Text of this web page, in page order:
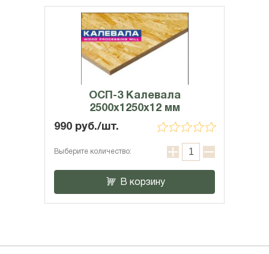
ОСП-3 Калевала
2500х1250х12 мм
990 руб./шт.
Выберите количество:
В корзину